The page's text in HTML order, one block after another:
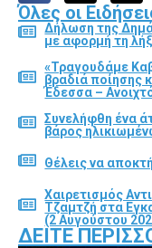
Όλες οι
Δήλωση της
με αφορμή τη
«Τραγουδάμε
βραδιά ποίησης
Έδεσσα –
Συνελήφθη ένα
βάρος
Θέλεις να
Χαιρετισμός
Τζαμτζή στα
(2 Αυγούστου
ΔΕΊΤΕ